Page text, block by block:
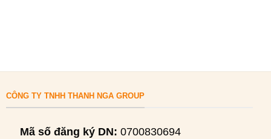
CÔNG TY TNHH THANH NGA GROUP
Mã số đăng ký DN: 0700830694